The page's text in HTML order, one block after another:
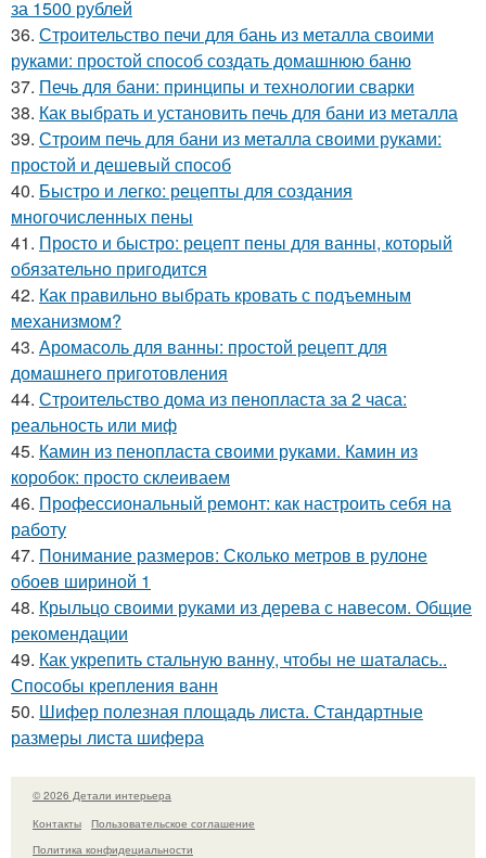
за 1500 рублей
36. Строительство печи для бань из металла своими
руками: простой способ создать домашнюю баню
37. Печь для бани: принципы и технологии сварки
38. Как выбрать и установить печь для бани из металла
39. Строим печь для бани из металла своими руками:
простой и дешевый способ
40. Быстро и легко: рецепты для создания
многочисленных пены
41. Просто и быстро: рецепт пены для ванны, который
обязательно пригодится
42. Как правильно выбрать кровать с подъемным
механизмом?
43. Аромасоль для ванны: простой рецепт для
домашнего приготовления
44. Строительство дома из пенопласта за 2 часа:
реальность или миф
45. Камин из пенопласта своими руками. Камин из
коробок: просто склеиваем
46. Профессиональный ремонт: как настроить себя на
работу
47. Понимание размеров: Сколько метров в рулоне
обоев шириной 1
48. Крыльцо своими руками из дерева с навесом. Общие
рекомендации
49. Как укрепить стальную ванну, чтобы не шаталась..
Способы крепления ванн
50. Шифер полезная площадь листа. Стандартные
размеры листа шифера
© 2026 Детали интерьера
Контакты
Пользовательское соглашение
Политика конфидециальности